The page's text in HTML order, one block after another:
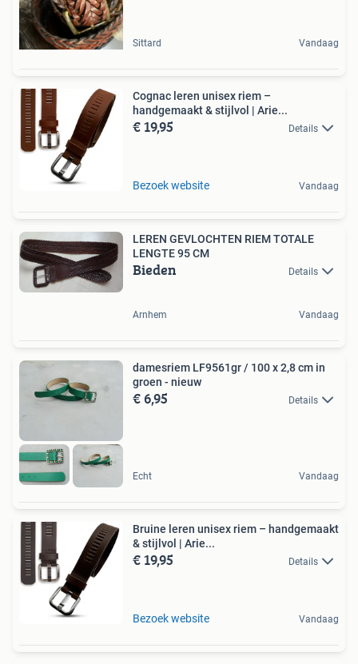
Sittard Vandaag
Cognac leren unisex riem –
handgemaakt & stijlvol | Arie...
€ 19,95 Details
Bezoek website Vandaag
LEREN GEVLOCHTEN RIEM TOTALE
LENGTE 95 CM
Bieden Details
Arnhem Vandaag
damesriem LF9561gr / 100 x 2,8 cm in
groen - nieuw
€ 6,95 Details
Echt Vandaag
Bruine leren unisex riem – handgemaakt
& stijlvol | Arie...
€ 19,95 Details
Bezoek website Vandaag